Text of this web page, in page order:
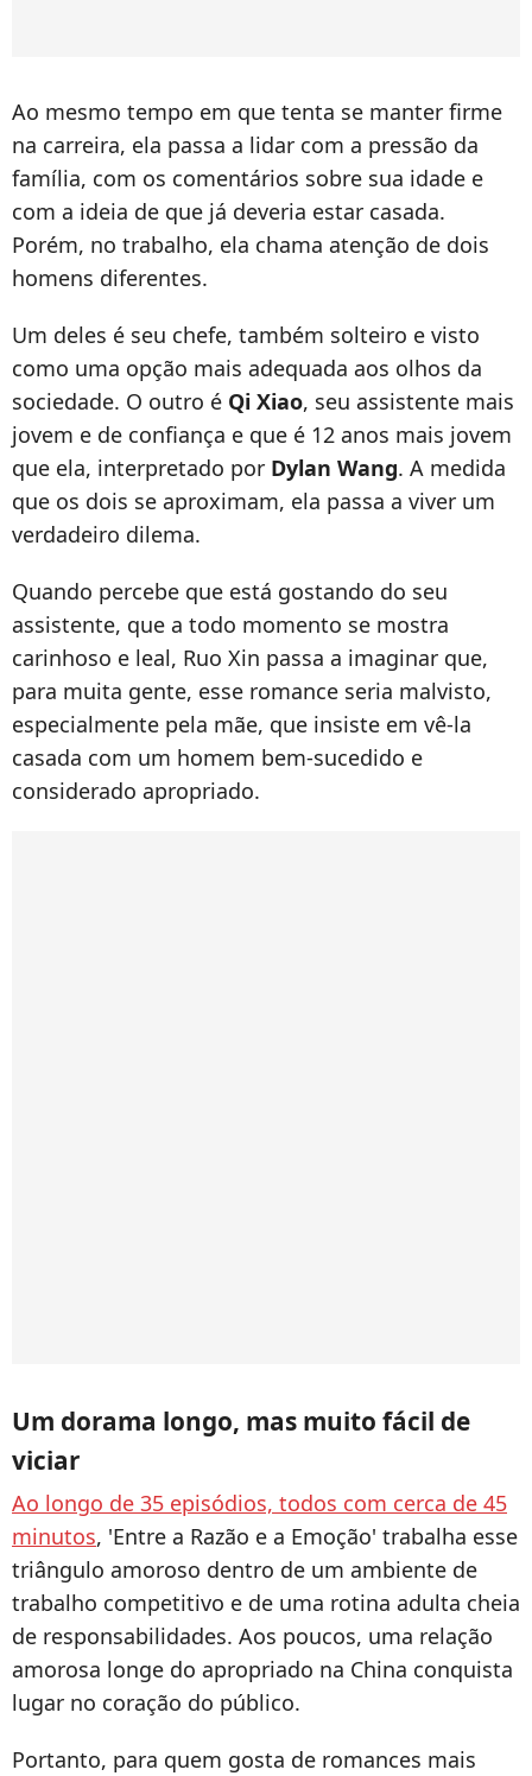
Ao mesmo tempo em que tenta se manter firme
na carreira, ela passa a lidar com a pressão da
família, com os comentários sobre sua idade e
com a ideia de que já deveria estar casada.
Porém, no trabalho, ela chama atenção de dois
homens diferentes.
Um deles é seu chefe, também solteiro e visto
como uma opção mais adequada aos olhos da
sociedade. O outro é Qi Xiao, seu assistente mais
jovem e de confiança e que é 12 anos mais jovem
que ela, interpretado por Dylan Wang. A medida
que os dois se aproximam, ela passa a viver um
verdadeiro dilema.
Quando percebe que está gostando do seu
assistente, que a todo momento se mostra
carinhoso e leal, Ruo Xin passa a imaginar que,
para muita gente, esse romance seria malvisto,
especialmente pela mãe, que insiste em vê-la
casada com um homem bem-sucedido e
considerado apropriado.
Um dorama longo, mas muito fácil de
viciar
Ao longo de 35 episódios, todos com cerca de 45
minutos, 'Entre a Razão e a Emoção' trabalha esse
triângulo amoroso dentro de um ambiente de
trabalho competitivo e de uma rotina adulta cheia
de responsabilidades. Aos poucos, uma relação
amorosa longe do apropriado na China conquista
lugar no coração do público.
Portanto, para quem gosta de romances mais